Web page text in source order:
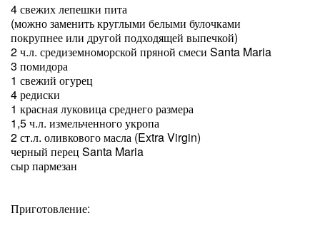
4 свежих лепешки пита
(можно заменить круглыми белыми булочками
покрупнее или другой подходящей выпечкой)
2 ч.л. средиземноморской пряной смеси Santa Maria
3 помидора
1 свежий огурец
4 редиски
1 красная луковица среднего размера
1,5 ч.л. измельченного укропа
2 ст.л. оливкового масла (Extra Virgin)
черный перец Santa Maria
сыр пармезан
Приготовление: